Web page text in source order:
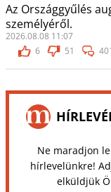
Az Országgyűlés
személyéről.
2026.08.08 11:07
6
51
Ne maradjon
hírlevelünkre!
elküldjük